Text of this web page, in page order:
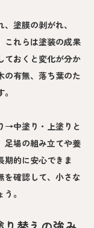
塗膜の剥がれ、
これらは塗装の成果
ておくと変化が分か
の有無、落ち葉のた
→中塗り・上塗りと
足場の組み立てや養
期的に安心できま
を確認して、小さな
。